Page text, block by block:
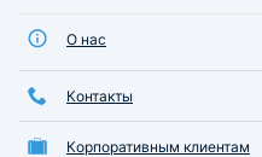
О нас
Контакты
Корпоративным клиентам